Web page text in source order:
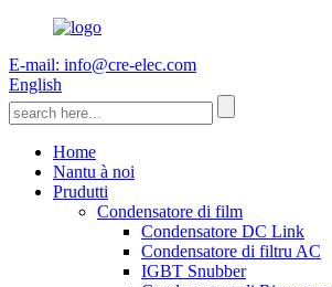
E-mail: info@cre-elec.com
English
Home
Nantu à noi
Prudutti
Condensatore di film
Condensatore DC Link
Condensatore di filtru AC
IGBT Snubber